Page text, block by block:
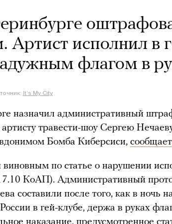
Артист исполнил в
флагом в
It's My City
назначил административный
травести-шоу Сергею
Бомба Киберсиси, сообщает
по статье о нарушении
КоАП). Административный
составили после того, как в ночь
в гей-клубе, держа в руках
наказание, предусмотренное